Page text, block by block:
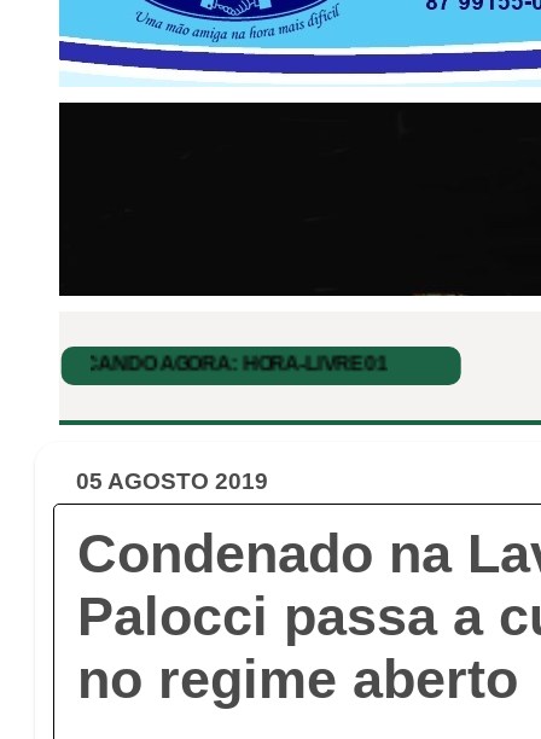
05 AGOSTO 2019
Condenado na
Palocci passa a
no regime aberto